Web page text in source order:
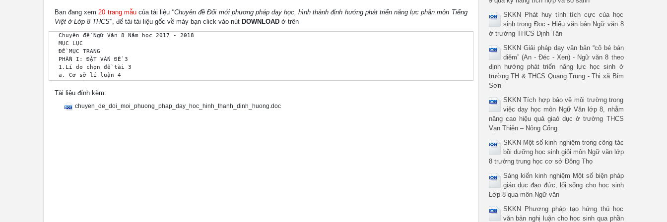
Bạn đang xem20 trang mẫucủa tài liệu "Chuyên đề Đổi mới phương pháp dạy học, hình thành định hướng phát triển năng lực phân môn Tiếng
Việt ở Lớp 8 THCS", để tải tài liệu gốc về máy bạn click vào nút DOWNLOAD ở trên
Chuyên đề Ngữ Văn 8 Năm học 2017 - 2018
MỤC LỤC
ĐỀ MỤC TRANG
PHẦN I: ĐẶT VẤN ĐỀ 3
1.Lí do chọn đề tài 3
a. Cơ sở lí luận 4
b. Cơ sở thực tiễn 5
2.Mục đích của nghiên cứu chuyên đề 6
4. Đối tượng,phạm vi và kế hoạch nghiên cứu 6
Tài liệu đính kèm:
chuyen_de_doi_moi_phuong_phap_day_hoc_hinh_thanh_dinh_huong.doc
SKKN Phát huy tính tích cực của học
sinh trong Đọc - Hiểu văn bản Ngữ văn 8
ở trường THCS Định Tân
SKKN Giải pháp dạy văn bản “cô bé bán
diêm” (An - Đéc - Xen) - Ngữ văn 8 theo
định hướng phát triển năng lực học sinh ở
trường TH & THCS Quang Trung - Thị xã Bỉm
Sơn
SKKN Tích hợp bảo vệ môi trường trong
việc dạy học môn Ngữ Văn lớp 8, nhằm
nâng cao hiệu quả giaó dục ở trường THCS
Vạn Thiện – Nông Cống
SKKN Một số kinh nghiệm trong công tác
bồi dưỡng học sinh giỏi môn Ngữ văn lớp
8 trường trung học cơ sở Đông Thọ
Sáng kiến kinh nghiệm Một số biện pháp
giáo dục đạo đức, lối sống cho học sinh
Lớp 8 qua môn Ngữ văn
SKKN Phương pháp tạo hứng thú học
văn bản nghị luận cho học sinh qua phần